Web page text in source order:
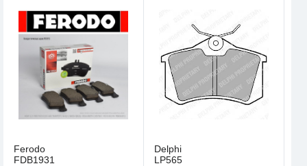
Ferodo
FDB1931
Delphi
LP565